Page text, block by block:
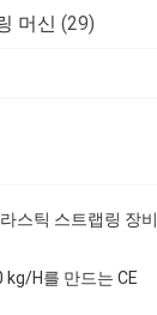
머신 (29)
스틱 스트랩링 장비
kg/H를 만드는 CE